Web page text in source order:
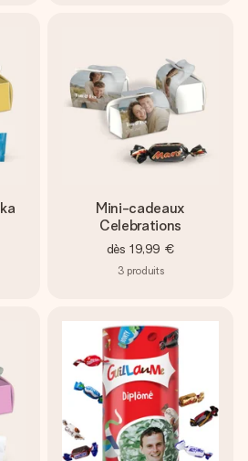
Mini-cadeaux
Celebrations
dès 19,99 €
3 produits